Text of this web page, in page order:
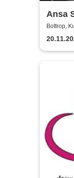
Ansa
Bottrop,